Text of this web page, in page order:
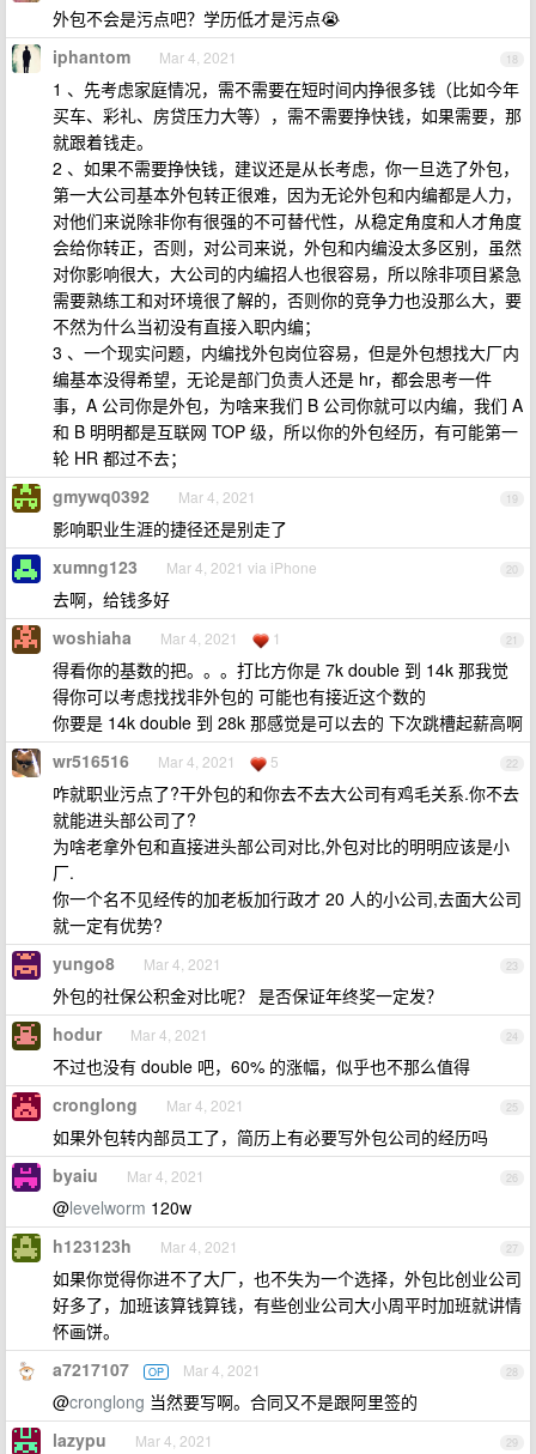
外包不会是污点吧？学历低才是污点😭
18
iphantom Mar 4, 2021
1 、先考虑家庭情况，需不需要在短时间内挣很多钱（比如今年
买车、彩礼、房贷压力大等），需不需要挣快钱，如果需要，那
就跟着钱走。
2 、如果不需要挣快钱，建议还是从长考虑，你一旦选了外包，
第一大公司基本外包转正很难，因为无论外包和内编都是人力，
对他们来说除非你有很强的不可替代性，从稳定角度和人才角度
会给你转正，否则，对公司来说，外包和内编没太多区别，虽然
对你影响很大，大公司的内编招人也很容易，所以除非项目紧急
需要熟练工和对环境很了解的，否则你的竞争力也没那么大，要
不然为什么当初没有直接入职内编；
3 、一个现实问题，内编找外包岗位容易，但是外包想找大厂内
编基本没得希望，无论是部门负责人还是 hr，都会思考一件
事，A 公司你是外包，为啥来我们 B 公司你就可以内编，我们 A
和 B 明明都是互联网 TOP 级，所以你的外包经历，有可能第一
轮 HR 都过不去；
19
gmywq0392 Mar 4, 2021
影响职业生涯的捷径还是别走了
20
xumng123 Mar 4, 2021 via iPhone
去啊，给钱多好
21
woshiaha Mar 4, 2021 1
得看你的基数的把。。。打比方你是 7k double 到 14k 那我觉
得你可以考虑找找非外包的 可能也有接近这个数的
你要是 14k double 到 28k 那感觉是可以去的 下次跳槽起薪高啊
22
wr516516 Mar 4, 2021 5
咋就职业污点了?干外包的和你去不去大公司有鸡毛关系.你不去
就能进头部公司了?
为啥老拿外包和直接进头部公司对比,外包对比的明明应该是小
厂.
你一个名不见经传的加老板加行政才 20 人的小公司,去面大公司
就一定有优势?
23
yungo8 Mar 4, 2021
外包的社保公积金对比呢？ 是否保证年终奖一定发？
24
hodur Mar 4, 2021
不过也没有 double 吧，60% 的涨幅，似乎也不那么值得
25
cronglong Mar 4, 2021
如果外包转内部员工了，简历上有必要写外包公司的经历吗
26
byaiu Mar 4, 2021
@levelworm 120w
27
h123123h Mar 4, 2021
如果你觉得你进不了大厂，也不失为一个选择，外包比创业公司
好多了，加班该算钱算钱，有些创业公司大小周平时加班就讲情
怀画饼。
28
a7217107 OP Mar 4, 2021
@cronglong 当然要写啊。合同又不是跟阿里签的
29
lazypu Mar 4, 2021